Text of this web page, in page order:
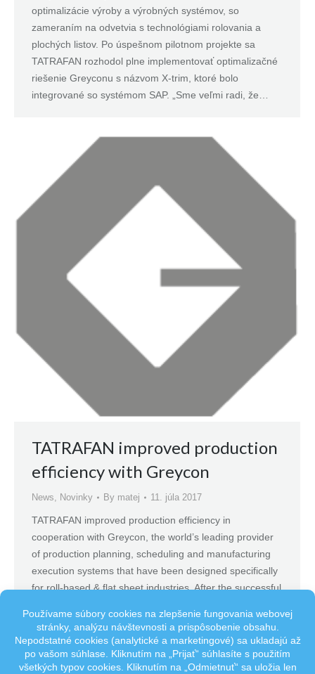
optimalizácie výroby a výrobných systémov, so
zameraním na odvetvia s technológiami rolovania a
plochých listov. Po úspešnom pilotnom projekte sa
TATRAFAN rozhodol plne implementovať optimalizačné
riešenie Greyconu s názvom X-trim, ktoré bolo
integrované so systémom SAP. „Sme veľmi radi, že…
TATRAFAN improved production
efficiency with Greycon
News Novinky By matej 11. júla 2017
TATRAFAN improved production efficiency in
cooperation with Greycon, the world’s leading provider
of production planning, scheduling and manufacturing
execution systems that have been designed specifically
for roll-based & flat sheet industries. After the successful
Greycon´s trim optimisation solution X-trim, which was
integrated with Tatrafan’s Enterprise Resource Planning
(ERP)…